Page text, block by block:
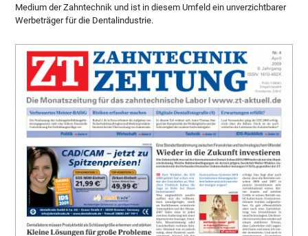
Medium der Zahntechnik und ist in diesem Umfeld ein unverzichtbarer
Werbeträger für die Dentalindustrie.